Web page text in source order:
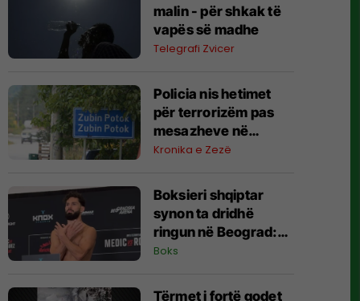
malin - për shkak të
vapës së madhe
Telegrafi Zvicer
Policia nis hetimet
për terrorizëm pas
mesazheve në
Zubin-Potok
Kronika e Zezë
Boksieri shqiptar
synon ta dridhë
ringun në Beograd:
Jam gati, Zoti e
Boks
Tërmet i fortë godet